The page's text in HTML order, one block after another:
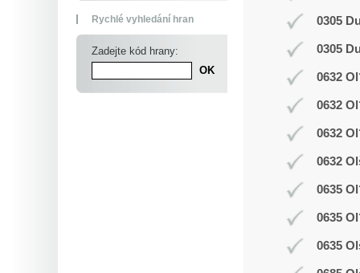
Rychlé vyhledání hran
Zadejte kód hrany:
0305
0305
0632
0632
0632
0632
0635
0635
0635